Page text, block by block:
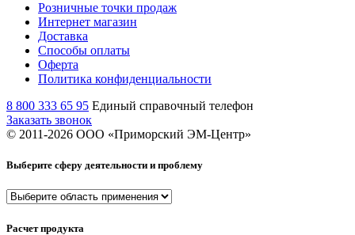
Розничные точки продаж
Интернет магазин
Доставка
Способы оплаты
Оферта
Политика конфиденциальности
8 800 333 65 95 Единый справочный телефон
Заказать звонок
© 2011-2026 ООО «Приморский ЭМ-Центр»
Выберите сферу деятельности и проблему
Расчет продукта